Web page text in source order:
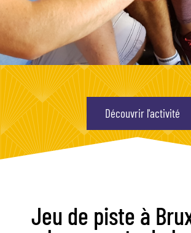
Découvrir l'activité
Jeu de piste à